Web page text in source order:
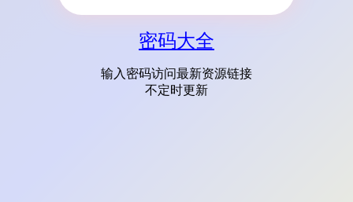
密码大全
输入密码访问最新资源链接
不定时更新